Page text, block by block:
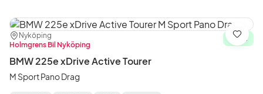
Plats:
Nyköping
Återförsäljare:
Holmgrens Bil Nyköping
I lager
BMW 225e xDrive Active Tourer
M Sport Pano Drag
Spara